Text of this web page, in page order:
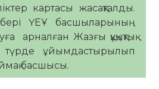
картасы жасақталды.
ҮЕҰ басшыларының
арналған Жазғы құқықтық
түрде ұйымдастырылып
басшысы.